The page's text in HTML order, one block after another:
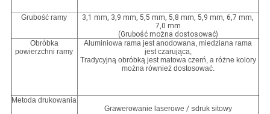
Grubość ramy
3,1 mm, 3,9 mm, 5,5 mm, 5,8 mm, 5,9 mm, 6,7 mm,
7,0 mm
(Grubość można dostosować)
Obróbka
powierzchni ramy
Aluminiowa rama jest anodowana, miedziana rama
jest czarująca,
Tradycyjną obróbką jest matowa czerń, a różne kolory
można również dostosować.
Metoda drukowania
Grawerowanie laserowe / sdruk sitowy